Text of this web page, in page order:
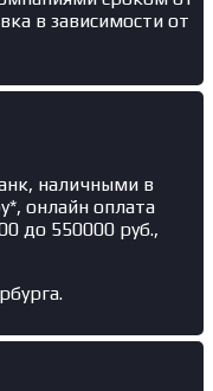
в зависимости от
наличными в
онлайн оплата
до 550000 руб.,